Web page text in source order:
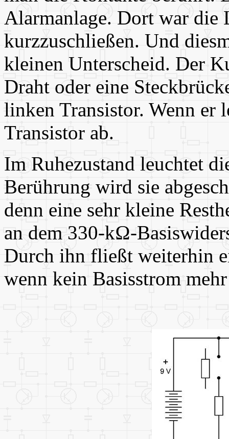
Alarmanlage. Dort war die
kurzzuschließen. Und
kleinen Unterscheid. Der
Draht oder eine
linken Transistor. Wenn er
Transistor ab.
Im Ruhezustand leuchtet
Berührung wird sie
denn eine sehr kleine
an dem 330-kΩ-
Durch ihn fließt weiterhin
wenn kein Basisstrom